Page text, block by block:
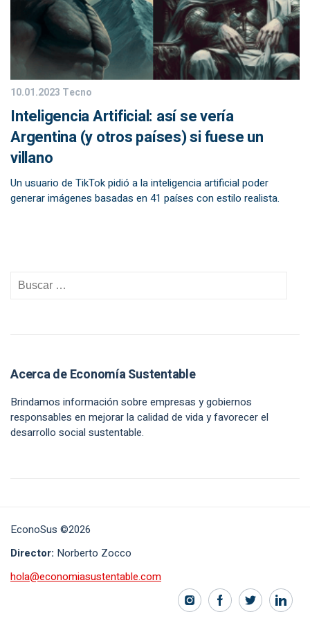
10.01.2023 Tecno
Inteligencia Artificial: así se vería
Argentina (y otros países) si fuese un
villano
Un usuario de TikTok pidió a la inteligencia artificial poder
generar imágenes basadas en 41 países con estilo realista.
Acerca de Economía Sustentable
Brindamos información sobre empresas y gobiernos
responsables en mejorar la calidad de vida y favorecer el
desarrollo social sustentable.
EconoSus ©2026
Director: Norberto Zocco
hola@economiasustentable.com